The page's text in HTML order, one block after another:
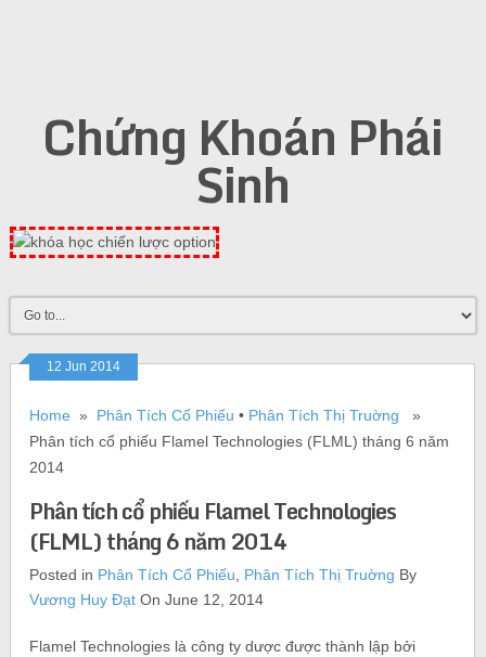
Chứng Khoán Phái
Sinh
12 Jun 2014
Home » Phân Tích Cổ Phiếu • Phân Tích Thị Truờng »
Phân tích cổ phiếu Flamel Technologies (FLML) tháng 6 năm
2014
Phân tích cổ phiếu Flamel Technologies
(FLML) tháng 6 năm 2014
Posted in Phân Tích Cổ Phiếu Phân Tích Thị Truờng By
Vương Huy Đạt On June 12, 2014
Flamel Technologies là công ty dược được thành lập bởi